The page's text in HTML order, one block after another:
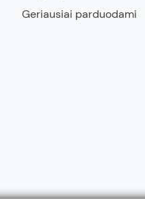
Geriausiai parduodami